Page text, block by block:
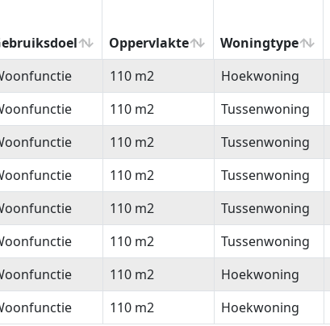
Oppervlakte Woningtype
Oppervlakte Woningtype
110 m2 Hoekwoning
110 m2 Tussenwoning
110 m2 Tussenwoning
110 m2 Tussenwoning
110 m2 Tussenwoning
110 m2 Tussenwoning
110 m2 Hoekwoning
110 m2 Hoekwoning